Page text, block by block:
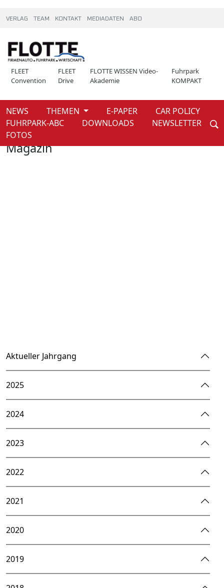
VERLAG TEAM KONTAKT MEDIADATEN ABO
FLEET
Convention
FLEET
Drive
FLOTTE WISSEN Video-
Akademie
Fuhrpark
KOMPAKT
NEWS THEMEN E-PAPER
CAR POLICY
FUHRPARK-ABC
DOWNLOADS
NEWSLETTER
FOTOS
Weiter
Home
Magazin
Aktueller Jahrgang
2025
2024
2023
2022
2021
2020
2019